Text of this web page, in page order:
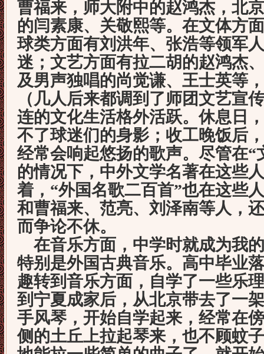
曹福来，师大附中的赵鸿杰，北
的闫素康、关敬熙等。在文体方
球类方面有刘洪年、张浩等领军
迷；文艺方面有拉二胡的赵鸿杰
及男声独唱的尚觉谦、王士英等
（几人后来都调到了师团文艺宣
连的文化生活格外活跃。休息日
不了球迷们的身影；收工晚饭后
经常会响起悠扬的歌声。尽管在“
的情况下，中外文学名著在这些
着，“外国名歌二百首”也在这些
和曹福来、范亮、刘泽南等人，
而争论不休。
在音乐方面，中学时就成为我
特别是外国古典音乐。高中毕业
趣转到音乐方面，自学了一些乐
到宁夏成家后，从北京带去了一
手风琴，开始自学起来，经常在
侧的土丘上拉起琴来，也不顾蚊